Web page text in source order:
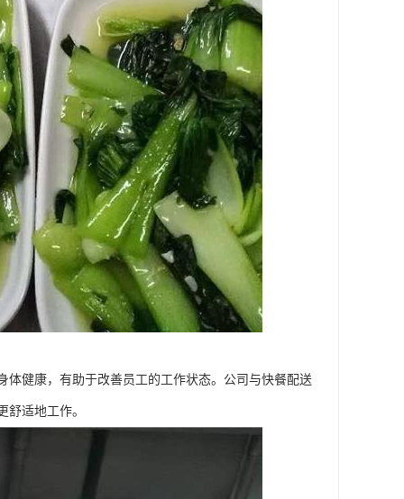
健康，有助于改善员工的工作状态。公司与快餐配送
适地工作。